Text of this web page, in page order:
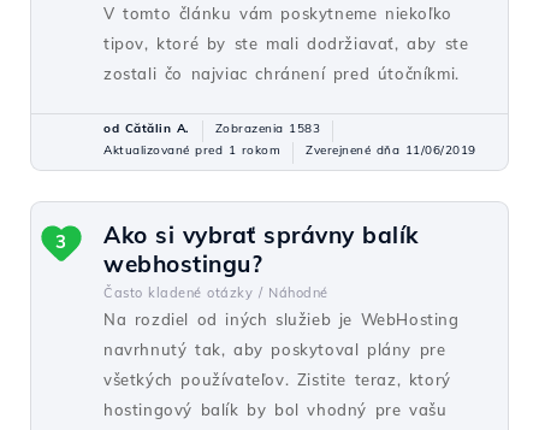
V tomto článku vám poskytneme niekoľko
tipov, ktoré by ste mali dodržiavať, aby ste
zostali čo najviac chránení pred útočníkmi.
od Cătălin A.
Zobrazenia 1583
Aktualizované pred 1 rokom
Zverejnené dňa 11/06/2019
Ako si vybrať správny balík
webhostingu?
Často kladené otázky / Náhodné
Na rozdiel od iných služieb je WebHosting
navrhnutý tak, aby poskytoval plány pre
všetkých používateľov. Zistite teraz, ktorý
hostingový balík by bol vhodný pre vašu
3